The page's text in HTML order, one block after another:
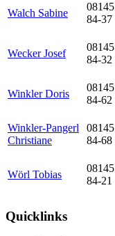
Walch Sabine
08145
84-37
Wecker Josef
08145
84-32
Winkler Doris
08145
84-62
Winkler-Pangerl
Christiane
08145
84-68
Wörl Tobias
08145
84-21
Quicklinks